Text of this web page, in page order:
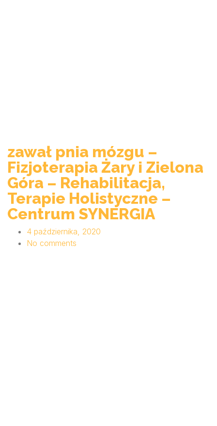
zawał pnia mózgu –
Fizjoterapia Żary i Zielona
Góra – Rehabilitacja,
Terapie Holistyczne –
Centrum SYNERGIA
4 października, 2020
No comments